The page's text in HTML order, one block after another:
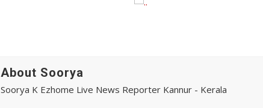
About Soorya
Soorya K Ezhome Live News Reporter Kannur - Kerala